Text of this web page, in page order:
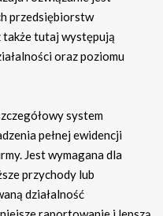
przedsiębiorstw
także tutaj występują
oraz poziomu
system
pełnej ewidencji
Jest wymagana dla
przychody lub
działalność